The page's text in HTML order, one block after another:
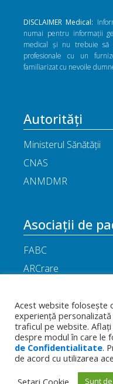
DISCLAIMER Medical:
numai pentru informații
medical și nu trebuie să
profesionale cu un
familiarizat cu nevoile
Autorități
Ministerul Sănătății
CNAS
ANMDMR
Asociații de
FABC
ARCrare
ANHR
APOR
Termeni
și
Politica de
confidențialitate
Acest website folosește
experiență
traficul pe website.
despre modul în care le
de Confidentialitate.
de acord cu utilizarea
Setari Cookie
Sunt